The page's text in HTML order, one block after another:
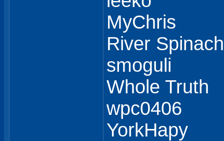
MyChris
River Spinach
smoguli
Whole Truth
wpc0406
YorkHapy